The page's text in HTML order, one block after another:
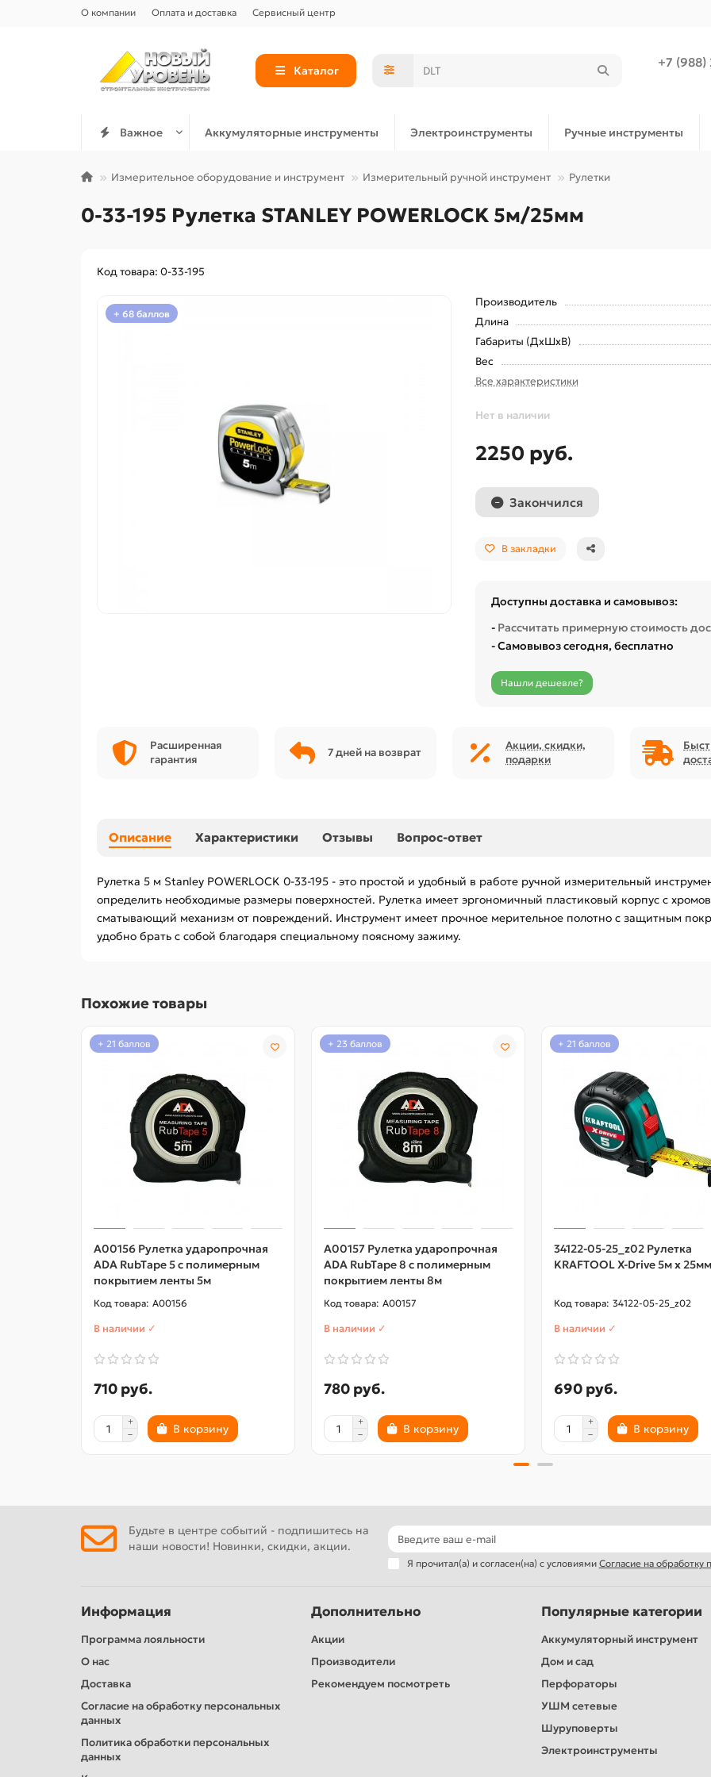
О компании Оплата и доставка Сервисный центр
Каталог
+7 (988)
Важное Аккумуляторные инструменты Электроинструменты Ручные инструменты
Измерительное оборудование и инструмент Измерительный ручной инструмент Рулетки
0-33-195 Рулетка STANLEY POWERLOCK 5м/25мм
Код товара: 0-33-195
+ 68 баллов
Производитель
Длина
Габариты (ДхШхВ)
Вес
Все характеристики
Нет в наличии
2250 руб.
Закончился
В закладки
Доступны доставка и самовывоз:
- Рассчитать примерную стоимость
- Самовывоз сегодня, бесплатно
Нашли дешевле?
Расширенная
гарантия
7 дней на возврат
Акции, скидки,
подарки
Описание Характеристики Отзывы Вопрос-ответ
Рулетка 5 м Stanley POWERLOCK 0-33-195 - это простой и удобный в работе ручной измерительный
определить необходимые размеры поверхностей. Рулетка имеет эргономичный пластиковый корпус с
сматывающий механизм от повреждений. Инструмент имеет прочное мерительное полотно с защитным
удобно брать с собой благодаря специальному поясному зажиму.
Похожие товары
+ 21 баллов
A00156 Рулетка ударопрочная
ADA RubTape 5 с полимерным
покрытием ленты 5м
A00156
В наличии ✓
710 руб.
В корзину
+ 23 баллов
A00157 Рулетка ударопрочная
ADA RubTape 8 с полимерным
покрытием ленты 8м
A00157
В наличии ✓
780 руб.
В корзину
+ 21 баллов
34122-05-25_z02 Рулетка
KRAFTOOL X-Drive 5м х 25мм
34122-05-25_z02
В наличии ✓
690 руб.
В корзину
Будьте в центре событий - подпишитесь на
наши новости! Новинки, скидки, акции.
Я прочитал(а) и согласен(на) с условиями Согласие на обработку
Информация
Программа лояльности
О нас
Доставка
Согласие на обработку персональных
данных
Политика обработки персональных
данных
Дополнительно
Акции
Производители
Рекомендуем посмотреть
Популярные категории
Аккумуляторный инструмент
Дом и сад
Перфораторы
УШМ сетевые
Шуруповерты
Электроинструменты